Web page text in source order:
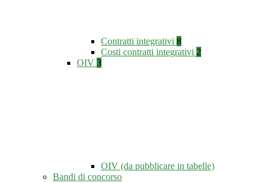
Contratti integrativi 8
Costi contratti integrativi 2
OIV 3
OIV (da pubblicare in tabelle)
Bandi di concorso